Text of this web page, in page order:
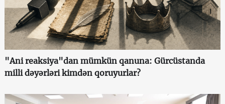
"Ani reaksiya"dan mümkün qanuna: Gürcüstanda
milli dəyərləri kimdən qoruyurlar?